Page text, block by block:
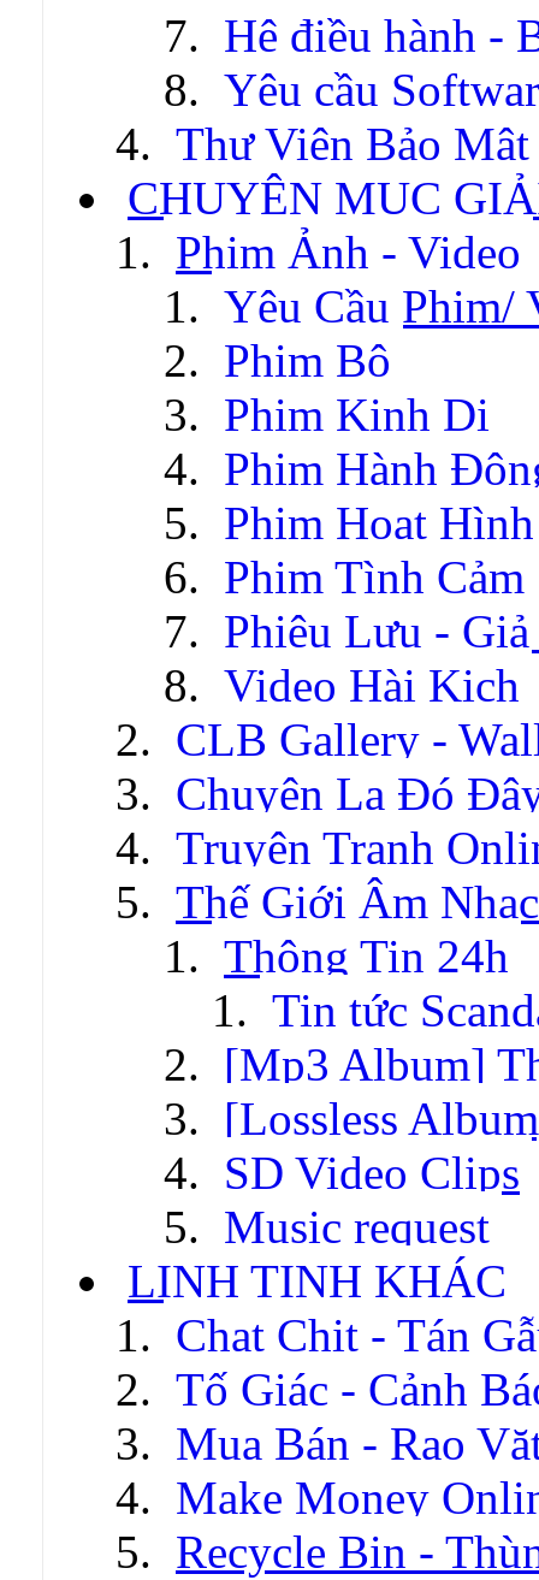
Hệ điều hành -
Yêu cầu
Thư Viện Bảo Mật
CHUYÊN MỤC
Phim Ảnh - Video
Yêu Cầu Phim/
Phim Bộ
Phim Kinh Dị
Phim Hành
Phim Hoạt Hình
Phim Tình Cảm
Phiêu Lưu -
Video Hài Kịch
CLB Gallery -
Chuyện Lạ Đó
Truyện Tranh
Thế Giới Âm Nhạc
Thông Tin 24h
Tin tức
[Mp3 Album]
[Lossless
SD Video Clips
Music request
LINH TINH KHÁC
Chat Chit - Tán
Tố Giác - Cảnh
Mua Bán - Rao
Make Money
Recycle Bin -